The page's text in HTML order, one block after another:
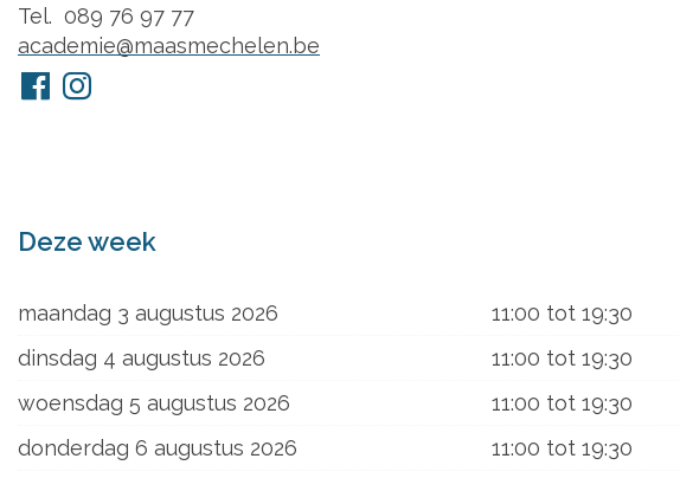
Tel.
089 76 97 77
E-
mail
academie@maasmechelen.be
Volg
ons
FacebookInstagram
Deze week
maandag 3 augustus 2026 11:00 tot 19:30
dinsdag 4 augustus 2026
11:00 tot 19:30
woensdag 5 augustus 2026
11:00 tot 19:30
donderdag 6 augustus 2026
11:00 tot 19:30